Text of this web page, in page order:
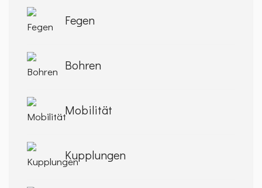
Fegen
Bohren
Mobilität
Kupplungen